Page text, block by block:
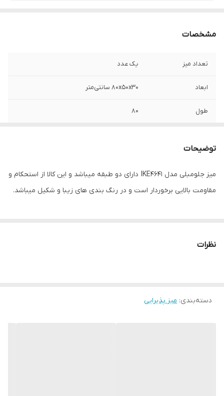
مشخصات
تعداد میز یک عدد
ابعاد 80x50x30 سانتی‌متر
طول 80
توضیحات
میز جلومبلی مدل IKE4641 دارای دو طبقه میباشد و این کالا از استحکام و
مقاومت بالایی برخوردار است و در رنگ بندی های زیبا و شکیل میباشد.
نظرات
دسته‌بندی: میز پذیرایی